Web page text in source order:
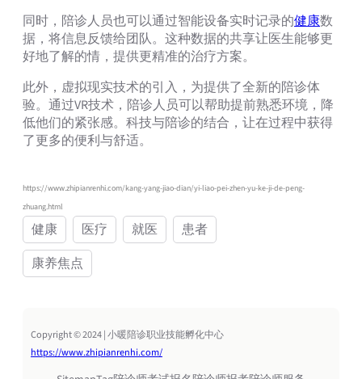
同时，陪诊人员也可以通过智能设备实时记录的健康数
据，将信息反馈给团队。这种数据的共享让医生能够更
好地了解的情，提供更精准的治疗方案。
此外，虚拟现实技术的引入，为提供了全新的陪诊体
验。通过VR技术，陪诊人员可以帮助提前熟悉环境，降
低他们的紧张感。科技与陪诊的结合，让在过程中获得
了更多的便利与舒适。
https://www.zhipianrenhi.com/kang-yang-jiao-dian/yi-liao-pei-zhen-yu-ke-ji-de-peng-
zhuang.html
健康 医疗 就医
患者
康养焦点
Copyright © 2024 | 小暖陪诊职业技能孵化中心
https://www.zhipianrenhi.com/